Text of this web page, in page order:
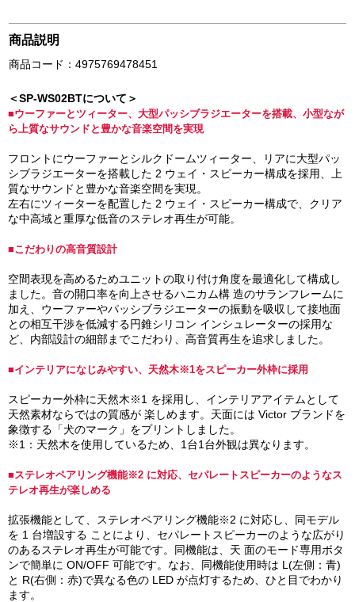
商品説明
商品コード：4975769478451
＜SP-WS02BTについて＞
■ウーファーとツィーター、大型パッシブラジエーターを搭載、小型なが
ら上質なサウンドと豊かな音楽空間を実現
フロントにウーファーとシルクドームツィーター、リアに大型パッ
シブラジエーターを搭載した 2 ウェイ・スピーカー構成を採用、上
質なサウンドと豊かな音楽空間を実現。
左右にツィーターを配置した 2 ウェイ・スピーカー構成で、クリア
な中高域と重厚な低音のステレオ再生が可能。
■こだわりの高音質設計
空間表現を高めるためユニットの取り付け角度を最適化して構成し
ました。音の開口率を向上させるハニカム構 造のサランフレームに
加え、ウーファーやパッシブラジエーターの振動を吸収して接地面
との相互干渉を低減する円錐シリコン インシュレーターの採用な
ど、内部設計の細部までこだわり、高音質再生を追求しました。
■インテリアになじみやすい、天然木※1をスピーカー外枠に採用
スピーカー外枠に天然木※1 を採用し、インテリアアイテムとして
天然素材ならではの質感が 楽しめます。天面には Victor ブランドを
象徴する「犬のマーク」をプリントしました。
※1：天然木を使用しているため、1台1台外観は異なります。
■ステレオペアリング機能※2 に対応、セパレートスピーカーのようなス
テレオ再生が楽しめる
拡張機能として、ステレオペアリング機能※2 に対応し、同モデル
を 1 台増設する ことにより、セパレートスピーカーのような広がり
のあるステレオ再生が可能です。同機能は、天 面のモード専用ボタ
ンで簡単に ON/OFF 可能です。なお、同機能使用時は L(左側：青)
と R(右側：赤)で異なる色の LED が点灯するため、ひと目でわかり
ます。